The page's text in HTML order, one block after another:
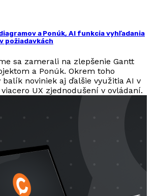
a Ponúk, AI funkcia vyhľadania
požiadavkách
sa zamerali na zlepšenie Gantt
a Ponúk. Okrem toho
noviniek aj ďalšie využitia AI v
UX zjednodušení v ovládaní.